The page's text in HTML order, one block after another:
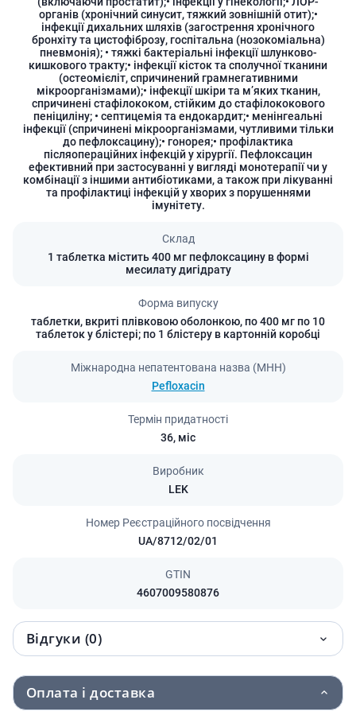
органів (хронічний синусит, тяжкий зовнішній отит);•
інфекції дихальних шляхів (загострення хронічного
бронхіту та цистофіброзу, госпітальна (нозокоміальна)
пневмонія); • тяжкі бактеріальні інфекції шлунково-
кишкового тракту;• інфекції кісток та сполучної тканини
(остеомієліт, спричинений грамнегативними
мікроорганізмами);• інфекції шкіри та м’яких тканин,
спричинені стафілококом, стійким до стафілококового
пеніциліну; • септицемія та ендокардит;• менінгеальні
інфекції (спричинені мікроорганізмами, чутливими тільки
до пефлоксацину);• гонорея;• профілактика
післяопераційних інфекцій у хірургії. Пефлоксацин
ефективний при застосуванні у вигляді монотерапії чи у
комбінації з іншими антибіотиками, а також при лікуванні
та профілактиці інфекцій у хворих з порушеннями
імунітету.
Склад
1 таблетка містить 400 мг пефлоксацину в формі
месилату дигідрату
Форма випуску
таблетки, вкриті плівковою оболонкою, по 400 мг по 10
таблеток у блістері; по 1 блістеру в картонній коробці
Міжнародна непатентована назва (МНН)
Pefloxacin
Термін придатності
36, міс
Виробник
LEK
Номер Реєстраційного посвідчення
UA/8712/02/01
GTIN
4607009580876
Відгуки (0)
Оплата і доставка